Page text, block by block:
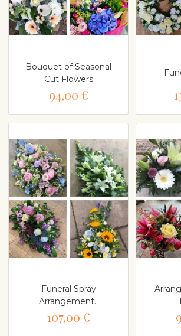
Bouquet of Seasonal
Cut Flowers
94,00 €
Funeral Spray
Arrangement..
107,00 €